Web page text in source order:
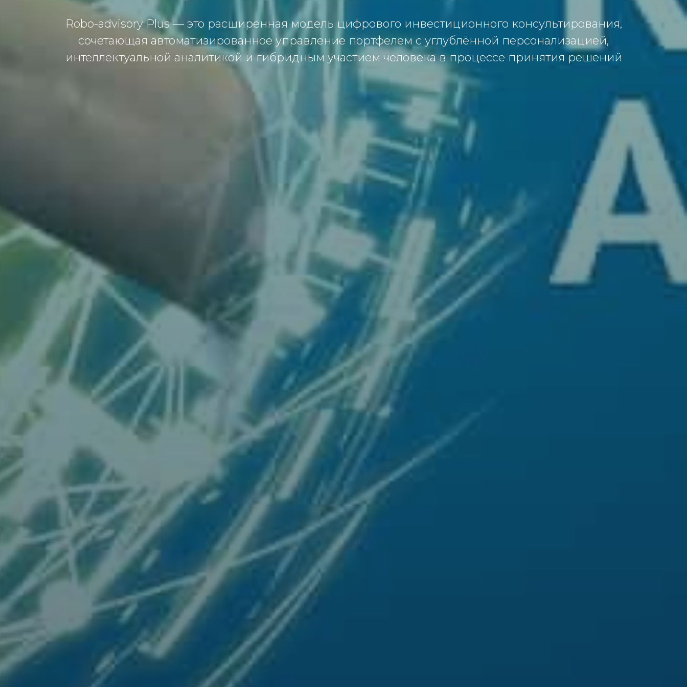
Robo-advisory Plus — это расширенная модель цифрового инвестиционного консультирования,
сочетающая автоматизированное управление портфелем с углублённой персонализацией,
интеллектуальной аналитикой и гибридным участием человека в процессе принятия решений